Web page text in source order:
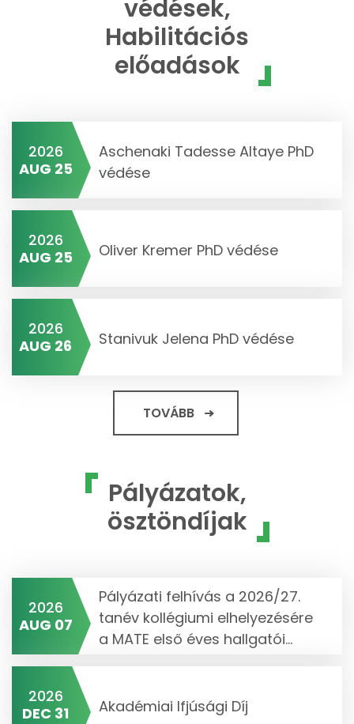
védések,
Habilitációs
előadások
2026
AUG 25
Aschenaki Tadesse Altaye PhD
védése
2026
AUG 25
Oliver Kremer PhD védése
2026
AUG 26
Stanivuk Jelena PhD védése
TOVÁBB
Pályázatok,
ösztöndíjak
2026
AUG 07
Pályázati felhívás a 2026/27.
tanév kollégiumi elhelyezésére
a MATE első éves hallgatói...
2026
DEC 31
Akadémiai Ifjúsági Díj